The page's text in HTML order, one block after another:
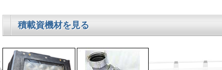
積載資機材を見る